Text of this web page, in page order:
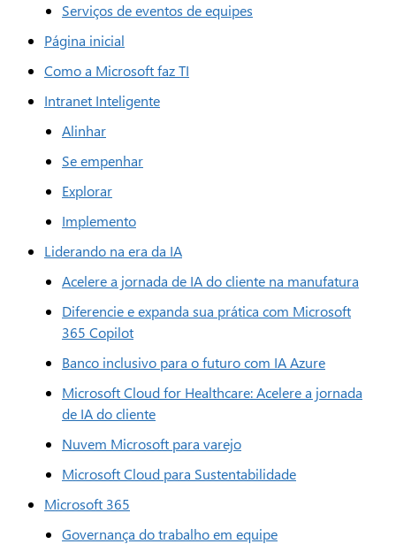
Serviços de eventos de equipes
Página inicial
Como a Microsoft faz TI
Intranet Inteligente
Alinhar
Se empenhar
Explorar
Implemento
Liderando na era da IA
Acelere a jornada de IA do cliente na manufatura
Diferencie e expanda sua prática com Microsoft
365 Copilot
Banco inclusivo para o futuro com IA Azure
Microsoft Cloud for Healthcare: Acelere a jornada
de IA do cliente
Nuvem Microsoft para varejo
Microsoft Cloud para Sustentabilidade
Microsoft 365
Governança do trabalho em equipe